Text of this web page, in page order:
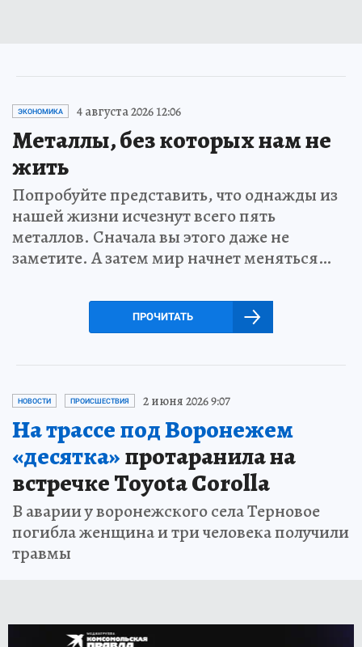
ЭКОНОМИКА 4 августа 2026 12:06
Металлы, без которых нам не
жить
Попробуйте представить, что однажды из
нашей жизни исчезнут всего пять
металлов. Сначала вы этого даже не
заметите. А затем мир начнет меняться…
ПРОЧИТАТЬ
НОВОСТИ ПРОИСШЕСТВИЯ 2 июня 2026 9:07
На трассе под Воронежем
«десятка»протаранила на
встречке Toyota Corolla
В аварии у воронежского села Терновое
погибла женщина и три человека получили
травмы